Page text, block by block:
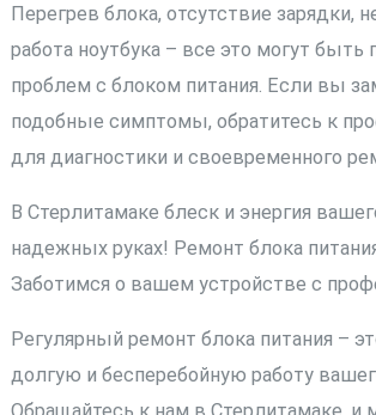
Перегрев блока, отсутствие зарядки,
работа ноутбука – все это могут быть
проблем с блоком питания. Если вы
подобные симптомы, обратитесь к
для диагностики и своевременного
В Стерлитамаке блеск и энергия
надежных руках! Ремонт блока
Заботимся о вашем устройстве с
Регулярный ремонт блока питания –
долгую и бесперебойную работу